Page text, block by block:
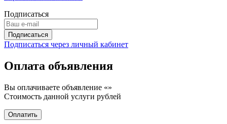
Подписаться
Подписаться через личный кабинет
Оплата объявления
Вы оплачиваете объявление «»
Стоимость данной услуги рублей